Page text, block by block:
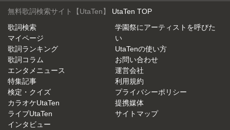
無料歌詞検索サイト【UtaTen】 UtaTen TOP
歌詞検索
マイページ
歌詞ランキング
歌詞コラム
エンタメニュース
特集記事
検定・クイズ
カラオケUtaTen
ライブUtaTen
インタビュー
学園祭にアーティストを呼びた
い
UtaTenの使い方
お問い合わせ
運営会社
利用規約
プライバシーポリシー
提携媒体
サイトマップ